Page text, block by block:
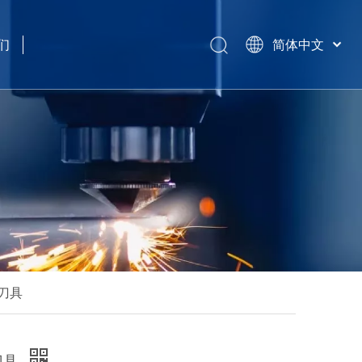
简体中文
Türk dili
具